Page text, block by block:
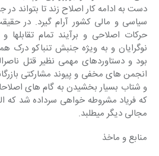
دست به ادامه کار اصلاح زند تا بتواند در
سیاسی و مالی کشور آرام گیرد. در
حرکات اصلاحی و برآیند تمام تقابلها
نوگرایان و به ویژه جنبش تنباکو درک
بود و دستاوردهای مهمی نظیر قتل
انجمن های مخفی و پیوند مشارکتی
و شتاب بسیار بخشیدن به گام های
که فریاد مشروطه خواهی سرداده شد که
مجالی دیگر میطلبد.
منابع و ماخذ